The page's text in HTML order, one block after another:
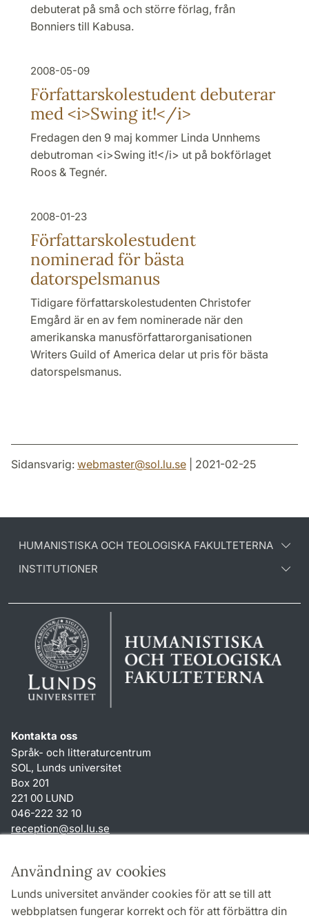
Användning av cookies
Lunds universitet använder cookies för att se till att
webbplatsen fungerar korrekt och för att förbättra din
debuterat på små och större förlag, från
Bonniers till Kabusa.
2008-05-09
Författarskolestudent debuterar
med <i>Swing it!</i>
Fredagen den 9 maj kommer Linda Unnhems
debutroman <i>Swing it!</i> ut på bokförlaget
Roos & Tegnér.
2008-01-23
Författarskolestudent
nominerad för bästa
datorspelsmanus
Tidigare författarskolestudenten Christofer
Emgård är en av fem nominerade när den
amerikanska manusförfattarorganisationen
Writers Guild of America delar ut pris för bästa
datorspelsmanus.
Sidansvarig: webmaster@sol.lu.se | 2021-02-25
HUMANISTISKA OCH TEOLOGISKA FAKULTETERNA
INSTITUTIONER
Kontakta oss
Språk- och litteraturcentrum
SOL, Lunds universitet
Box 201
221 00 LUND
046-222 32 10
reception@sol.lu.se
Genvägar
Om webbplatsen och cookies
Behandling av personuppgifter